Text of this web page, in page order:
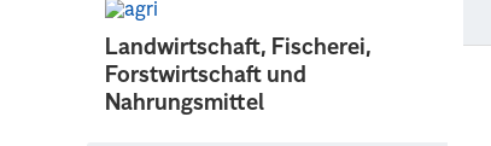
Landwirtschaft, Fischerei,
Forstwirtschaft und
Nahrungsmittel